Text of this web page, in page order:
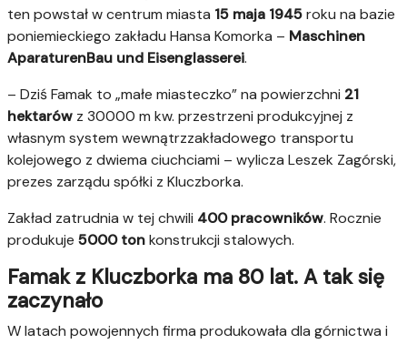
ten powstał w centrum miasta 15 maja 1945roku na bazie
poniemieckiego zakładu Hansa Komorka – Maschinen
AparaturenBau und Eisenglasserei.
– Dziś Famak to „małe miasteczko” na powierzchni 21
hektarów z 30000 m kw. przestrzeni produkcyjnej z
własnym system wewnątrzzakładowego transportu
kolejowego z dwiema ciuchciami – wylicza Leszek Zagórski,
prezes zarządu spółki z Kluczborka.
Zakład zatrudnia w tej chwili 400 pracowników. Rocznie
produkuje 5000 tonkonstrukcji stalowych.
Famak z Kluczborka ma 80 lat. A tak się
zaczynało
W latach powojennych firma produkowała dla górnictwa i